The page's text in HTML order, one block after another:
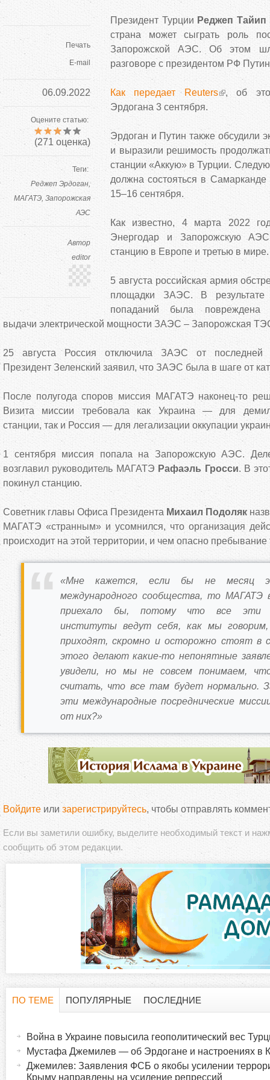
Печать
E-mail
06.09.2022
Оцените статью:
(271 оценка)
Теги:
Реджеп Эрдоган
МАГАТЭ Запорожская
АЭС
Автор
editor
Президент ТурцииРеджеп Тайип
страна может сыграть роль
Запорожской АЭС. Об этом
разговоре с президентом РФ
Как передает Reuters
, об
Эрдогана 3 сентября.
Эрдоган и Путин также обсудили
и выразили решимость
станции «Аккую» в Турции.
должна состояться в Самарканде
15–16 сентября.
Как известно, 4 марта 2022
Энергодар и Запорожскую
станцию ​​в Европе и третью в мире.
5 августа российская армия
площадки ЗАЭС. В результате
попаданий была повреждена
выдачи электрической мощности ЗАЭС – Запорожская
25 августа Россия отключила ЗАЭС от последней
Президент Зеленский заявил, что ЗАЭС была в шаге от
После полугода споров миссия МАГАТЭ наконец-то
Визита миссии требовала как Украина — для
станции, так и Россия — для легализации оккупации
1 сентября миссия попала на Запорожскую АЭС.
возглавил руководитель МАГАТЭ Рафаэль Гросси. В
покинул станцию.
Советник главы Офиса Президента Михаил Подоляк
МАГАТЭ «странным» и усомнился, что организация
происходит на этой территории, и чем опасно пребывание
«Мне кажется, если бы не месяц
международного сообщества, то МАГАТЭ
приехало бы, потому что все эти
институты ведут себя, как мы говорим,
приходят, скромно и осторожно стоят в
этого делают какие-то непонятные
увидели, но мы не совсем понимаем,
считать, что все там будет нормально.
эти международные посреднические
от них?»
Войдите или зарегистрируйтесь, чтобы отправлять
Если вы заметили ошибку, выделите необходимый текст и
сообщить об этом редакции.
ПО ТЕМЕ
ПОПУЛЯРНЫЕ ПОСЛЕДНИЕ
Война в Украине повысила геополитический вес
Мустафа Джемилев — об Эрдогане и настроениях в
Джемилев: Заявления ФСБ о якобы усилении
Крыму направлены на усиление репрессий